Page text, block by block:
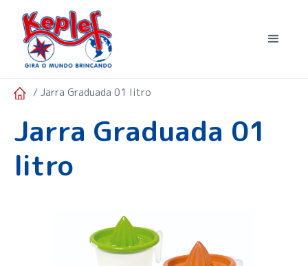
/ Jarra Graduada 01 litro
Jarra Graduada 01
litro